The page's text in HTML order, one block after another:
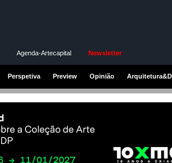
Agenda-Artecapital Newsletter
Perspetiva Preview Opinião